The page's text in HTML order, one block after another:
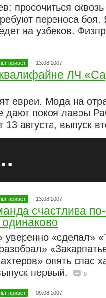
просочиться
переноса боя.
на узбеков.
привет 13.08.2007
ЛЧ
евреи. Мода на
дают покоя лавры
13 августа, выпуск
привет 13.08.2007
счастлива
уверенно «сделал»
опять спас
первый.
0
привет 09.08.2007